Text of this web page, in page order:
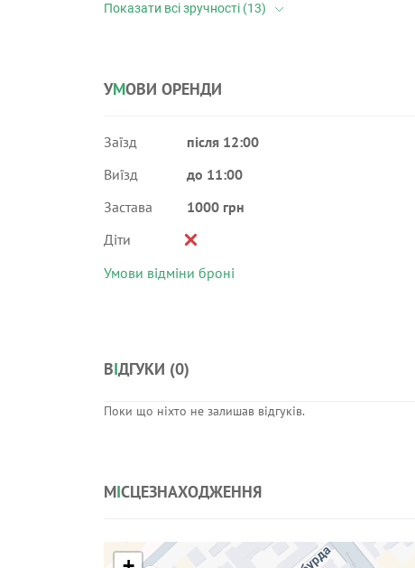
УМОВИ ОРЕНДИ
Заїзд
після 12:00
Виїзд
до 11:00
Застава
1000 грн
Діти
Умови відміни броні
ВІДГУКИ (0)
Поки що ніхто не залишав відгуків.
МІСЦЕЗНАХОДЖЕННЯ